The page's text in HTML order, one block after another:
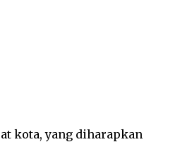
kota, yang diharapkan